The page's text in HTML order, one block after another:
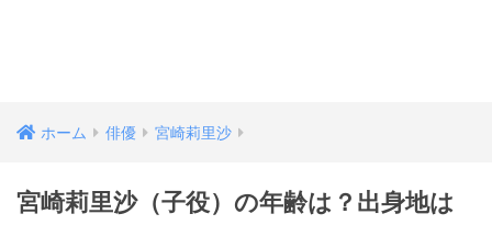
ホーム 俳優 宮崎莉里沙
宮崎莉里沙（子役）の年齢は？出身地は